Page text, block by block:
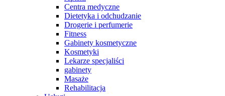
Centra medyczne
Dietetyka i odchudzanie
Drogerie i perfumerie
Fitness
Gabinety kosmetyczne
Kosmetyki
Lekarze specjaliści
gabinety
Masaże
Rehabilitacja